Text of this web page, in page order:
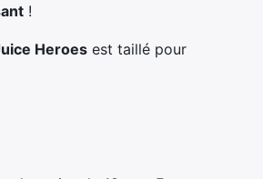
!
Heroes est taillé pour